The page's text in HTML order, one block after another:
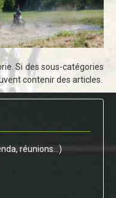
Si des sous-catégories
contenir des articles.
réunions...)